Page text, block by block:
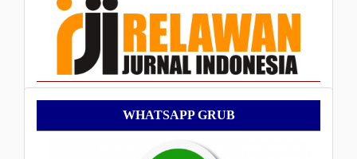
WhatsApp
Grub
WHATSAPP GRUB